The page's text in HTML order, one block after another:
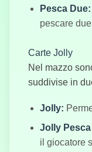
Pesca Due:
pescare
Carte Jolly
Nel mazzo
suddivise in
Jolly:
Jolly
il giocatore